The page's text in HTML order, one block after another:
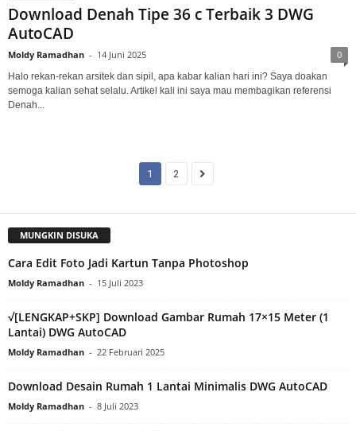
Download Denah Tipe 36 c Terbaik 3 DWG
AutoCAD
Moldy Ramadhan - 14 Juni 2025 0
Halo rekan-rekan arsitek dan sipil, apa kabar kalian hari ini? Saya doakan
semoga kalian sehat selalu. Artikel kali ini saya mau membagikan referensi
Denah...
1 2
MUNGKIN DISUKA
Cara Edit Foto Jadi Kartun Tanpa Photoshop
Moldy Ramadhan - 15 Juli 2023
√[LENGKAP+SKP] Download Gambar Rumah 17×15 Meter (1
Lantai) DWG AutoCAD
Moldy Ramadhan - 22 Februari 2025
Download Desain Rumah 1 Lantai Minimalis DWG AutoCAD
Moldy Ramadhan - 8 Juli 2023